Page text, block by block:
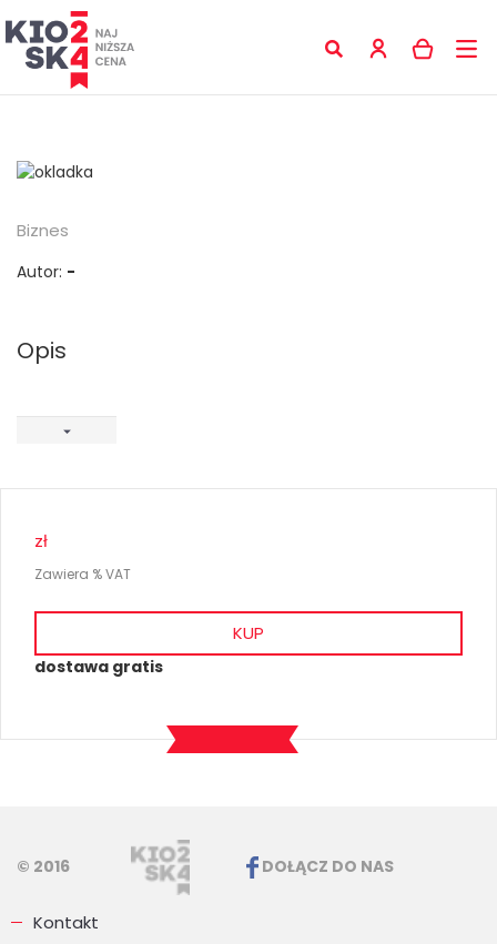
Biznes
Autor: -
Opis
zł
Zawiera % VAT
KUP
dostawa gratis
© 2016 DOŁĄCZ DO NAS
Kontakt